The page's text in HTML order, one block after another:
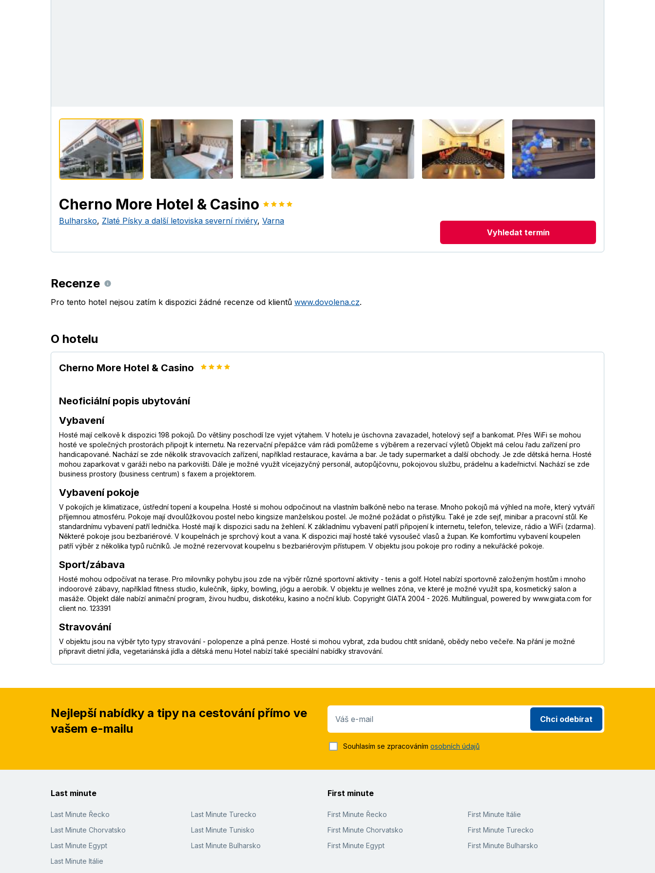
Cherno More Hotel & Casino
Bulharsko, Zlaté Písky a další letoviska severní riviéry, Varna
Vyhledat termín
Recenze
Pro tento hotel nejsou zatím k dispozici žádné recenze od klientů www.dovolena.cz.
O hotelu
Cherno More Hotel & Casino
Neoficiální popis ubytování
Vybavení
Hosté mají celkově k dispozici 198 pokojů. Do většiny poschodí lze vyjet výtahem. V hotelu je úschovna zavazadel, hotelový sejf a bankomat. Přes WiFi se mohou
hosté ve společných prostorách připojit k internetu. Na rezervační přepážce vám rádi pomůžeme s výběrem a rezervací výletů Objekt má celou řadu zařízení pro
handicapované. Nachází se zde několik stravovacích zařízení, například restaurace, kavárna a bar. Je tady supermarket a další obchody. Je zde dětská herna. Hosté
mohou zaparkovat v garáži nebo na parkovišti. Dále je možné využít vícejazyčný personál, autopůjčovnu, pokojovou službu, prádelnu a kadeřnictví. Nachází se zde
business prostory (business centrum) s faxem a projektorem.
Vybavení pokoje
V pokojích je klimatizace, ústřední topení a koupelna. Hosté si mohou odpočinout na vlastním balkóně nebo na terase. Mnoho pokojů má výhled na moře, který vytváří
příjemnou atmosféru. Pokoje mají dvoulůžkovou postel nebo kingsize manželskou postel. Je možné požádat o přistýlku. Také je zde sejf, minibar a pracovní stůl. Ke
standardnímu vybavení patří lednička. Hosté mají k dispozici sadu na žehlení. K základnímu vybavení patří připojení k internetu, telefon, televize, rádio a WiFi (zdarma).
Některé pokoje jsou bezbariérové. V koupelnách je sprchový kout a vana. K dispozici mají hosté také vysoušeč vlasů a župan. Ke komfortímu vybavení koupelen
patří výběr z několika typů ručníků. Je možné rezervovat koupelnu s bezbariérovým přístupem. V objektu jsou pokoje pro rodiny a nekuřácké pokoje.
Sport/zábava
Hosté mohou odpočívat na terase. Pro milovníky pohybu jsou zde na výběr různé sportovní aktivity - tenis a golf. Hotel nabízí sportovně založeným hostům i mnoho
indoorové zábavy, například fitness studio, kulečník, šipky, bowling, jógu a aerobik. V objektu je wellnes zóna, ve které je možné využít spa, kosmetický salon a
masáže. Objekt dále nabízí animační program, živou hudbu, diskotéku, kasino a noční klub. Copyright GIATA 2004 - 2026. Multilingual, powered by www.giata.com for
client no. 123391
Stravování
V objektu jsou na výběr tyto typy stravování - polopenze a plná penze. Hosté si mohou vybrat, zda budou chtít snídaně, obědy nebo večeře. Na přání je možné
připravit dietní jídla, vegetariánská jídla a dětská menu Hotel nabízí také speciální nabídky stravování.
Nejlepší nabídky a tipy na cestování přímo ve
vašem e-mailu
Váš e-mail Chci odebírat
Souhlasím se zpracováním osobních údajů
Last minute
Last Minute Řecko
Last Minute Chorvatsko
Last Minute Egypt
Last Minute Itálie
Last Minute Turecko
Last Minute Tunisko
Last Minute Bulharsko
First minute
First Minute Řecko
First Minute Chorvatsko
First Minute Egypt
First Minute Itálie
First Minute Turecko
First Minute Bulharsko